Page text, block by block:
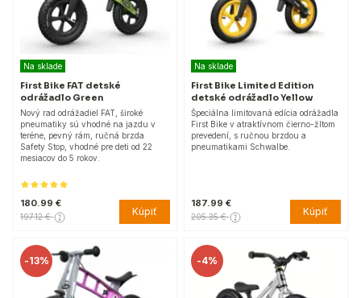
Na sklade
First Bike FAT detské
odrážadlo Green
Nový rad odrážadiel FAT, široké
pneumatiky sú vhodné na jazdu v
teréne, pevný rám, ručná brzda
Safety Stop, vhodné pre deti od 22
mesiacov do 5 rokov.
180.99 €
197.12 € Kúpiť
Na sklade
First Bike Limited Edition
detské odrážadlo Yellow
Špeciálna limitovaná edícia odrážadla
First Bike v atraktívnom čierno-žltom
prevedení, s ručnou brzdou a
pneumatikami Schwalbe.
187.99 €
205.35 € Kúpiť
-13% -4%